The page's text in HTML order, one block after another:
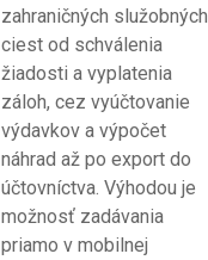
zahraničných služobných
ciest od schválenia
žiadosti a vyplatenia
záloh, cez vyúčtovanie
výdavkov a výpočet
náhrad až po export do
účtovníctva. Výhodou je
možnosť zadávania
priamo v mobilnej